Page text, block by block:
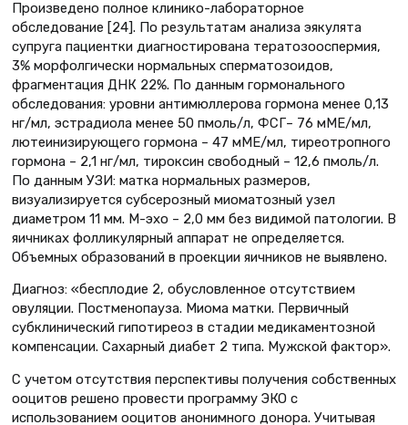
Произведено полное клинико-лабораторное
обследование [24]. По результатам анализа эякулята
супруга пациентки диагностирована тератозооспермия,
3% морфолгически нормальных сперматозоидов,
фрагментация ДНК 22%. По данным гормонального
обследования: уровни антимюллерова гормона менее 0,13
нг/мл, эстрадиола менее 50 пмоль/л, ФСГ– 76 мМЕ/мл,
лютеинизирующего гормона – 47 мМЕ/мл, тиреотропного
гормона – 2,1 нг/мл, тироксин свободный – 12,6 пмоль/л.
По данным УЗИ: матка нормальных размеров,
визуализируется субсерозный миоматозный узел
диаметром 11 мм. М-эхо – 2,0 мм без видимой патологии. В
яичниках фолликулярный аппарат не определяется.
Объемных образований в проекции яичников не выявлено.
Диагноз: «бесплодие 2, обусловленное отсутствием
овуляции. Постменопауза. Миома матки. Первичный
субклинический гипотиреоз в стадии медикаментозной
компенсации. Сахарный диабет 2 типа. Мужской фактор».
С учетом отсутствия перспективы получения собственных
ооцитов решено провести программу ЭКО с
использованием ооцитов анонимного донора. Учитывая